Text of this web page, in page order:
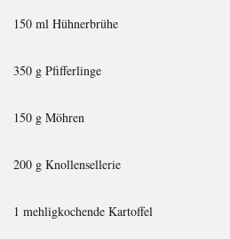
150 ml Hühnerbrühe
350 g Pfifferlinge
150 g Möhren
200 g Knollensellerie
1 mehligkochende Kartoffel